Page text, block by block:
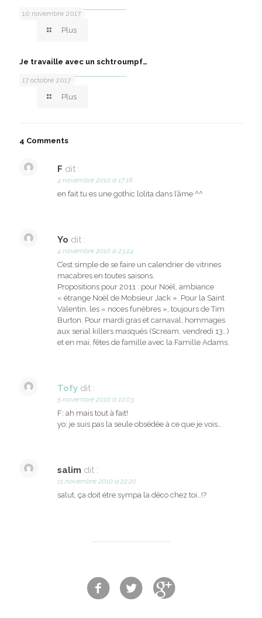
10 novembre 2017
Plus
17 octobre 2017
Je travaille avec un schtroumpf…
Plus
4 Comments
F dit :
4 novembre 2010 à 17:16
en fait tu es une gothic lolita dans l’âme ^^
Yo dit :
4 novembre 2010 à 23:24
C’est simple de se faire un calendrier de vitrines
macabres en toutes saisons.
Propositions pour 2011 : pour Noël, ambiance
« étrange Noël de Mobsieur Jack ». Pour la Saint
Valentin, les « noces funèbres », toujours de Tim
Burton. Pour mardi gras et carnaval, hommages
aux serial killers masqués (Scream, vendredi 13…)
et en mai, fêtes de famille avec la Famille Adams.
Tofy dit :
5 novembre 2010 à 10:03
F: ah mais tout à fait!
yo: je suis pas la seule obsédée à ce que je vois…
salim dit :
11 novembre 2010 à 22:20
salut, ça doit étre sympa la déco chez toi…!?